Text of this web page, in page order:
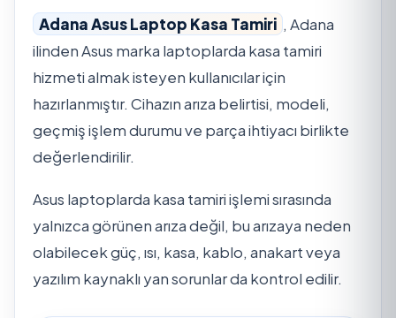
Adana Asus Laptop Kasa Tamiri , Adana
ilinden Asus marka laptoplarda kasa tamiri
hizmeti almak isteyen kullanıcılar için
hazırlanmıştır. Cihazın arıza belirtisi, modeli,
geçmiş işlem durumu ve parça ihtiyacı birlikte
değerlendirilir.
Asus laptoplarda kasa tamiri işlemi sırasında
yalnızca görünen arıza değil, bu arızaya neden
olabilecek güç, ısı, kasa, kablo, anakart veya
yazılım kaynaklı yan sorunlar da kontrol edilir.